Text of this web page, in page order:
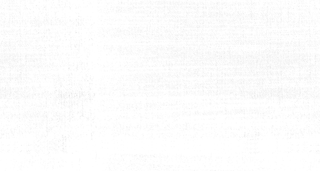
: LA SOLUTION POUR LES DÉPLACEMENTS EN VILLE